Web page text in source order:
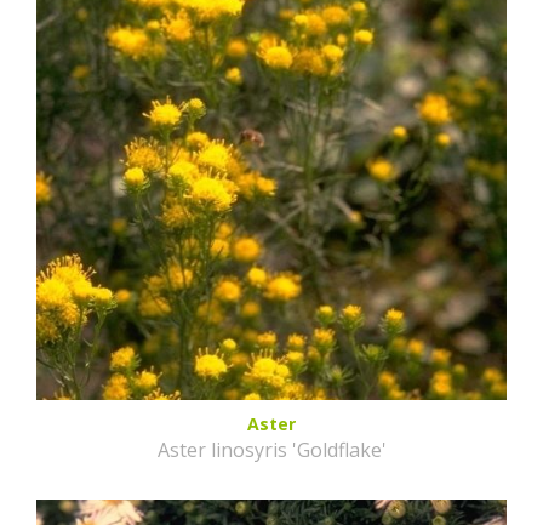
Aster
Aster linosyris 'Goldflake'